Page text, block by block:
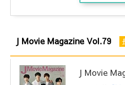
J Movie Magazine Vol.79
J Movie